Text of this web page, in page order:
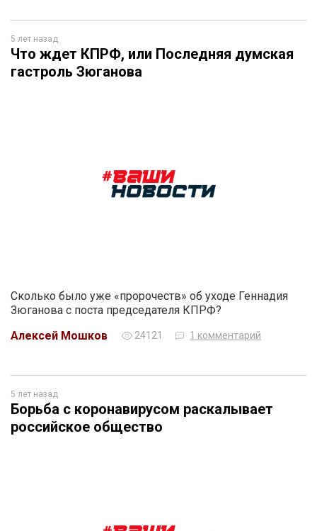
5 лет назад
Что ждет КПРФ, или Последняя думская
гастроль Зюганова
Сколько было уже «пророчеств» об уходе Геннадия
Зюганова с поста председателя КПРФ?
Алексей Мошков
24121 1 комментарий
5 лет назад
Борьба с коронавирусом раскалывает
российское общество